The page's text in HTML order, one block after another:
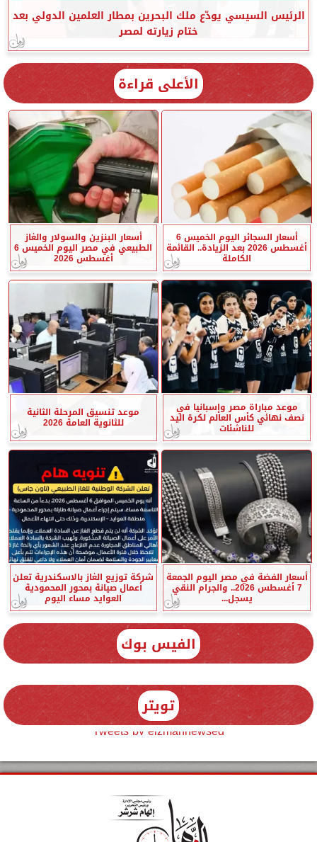
الرئيس السيسي يودّع ملك البحرين بمطار العلمين الدولي بعد
ختام زيارته لمصر
الأعلى قراءة
أسعار السجائر اليوم الخميس 6
أغسطس 2026 بعد الزيادة.. القائمة
الكاملة
أسعار البنزين والسولار والغاز
الطبيعي في مصر اليوم الخميس 6
أغسطس 2026
موعد مباراة مصر وإسبانيا في
نصف نهائي كأس العالم لكرة اليد
للناشئات
موعد تنسيق المرحلة الثانية
للثانوية العامة 2026
أسعار الفضة في مصر اليوم الجمعة
7 أغسطس 2026.. والجرام النقي
يسجل...
شركة توزيع الغاز بالاسكندرية تعلن
أعمال صيانة بمحور المحمودية
العوايد مساء اليوم
الفيس بوك
تويتر
Tweets by elzmannewseg